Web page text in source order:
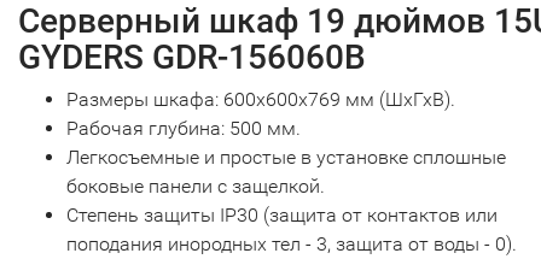
Серверный шкаф 19 дюймов
GYDERS GDR-156060B
Размеры шкафа: 600х600х769 мм (ШхГхВ).
Рабочая глубина: 500 мм.
Легкосъемные и простые в установке сплошные
боковые панели с защелкой.
Степень защиты IP30 (защита от контактов или
поподания инородных тел - 3, защита от воды - 0).